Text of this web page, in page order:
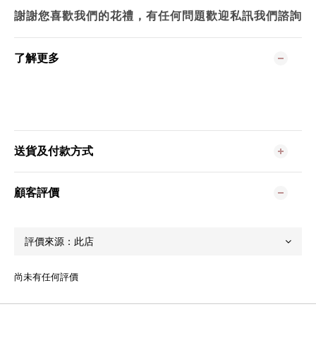
謝謝您喜歡我們的花禮，有任何問題歡迎私訊我們諮詢
了解更多
送貨及付款方式
顧客評價
尚未有任何評價